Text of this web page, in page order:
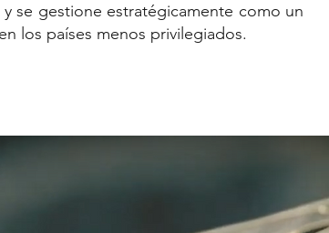
se gestione estratégicamente como un
los países menos privilegiados.